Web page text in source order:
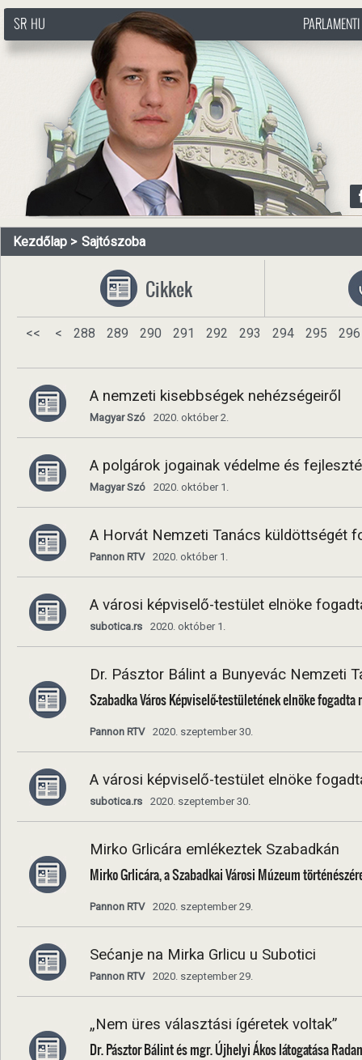
http://www.pasztorbalint.rs/hu
SR HU
Kezdőlap Sajtószoba
Cikkek
<< < 288 289 290 291 292 293 294 295 296
A nemzeti kisebbségek nehézségeiről
Magyar Szó 2020. október 2.
A polgárok jogainak védelme és
Magyar Szó 2020. október 1.
A Horvát Nemzeti Tanács küldöttségét
Pannon RTV 2020. október 1.
A városi képviselő-testület elnöke
subotica.rs 2020. október 1.
Dr. Pásztor Bálint a Bunyevác Nemzeti
Szabadka Város Képviselő-testületének elnöke
Pannon RTV 2020. szeptember 30.
A városi képviselő-testület elnöke
subotica.rs 2020. szeptember 30.
Mirko Grlicára emlékeztek Szabadkán
Mirko Grlicára, a Szabadkai Városi Múzeum
Pannon RTV 2020. szeptember 29.
Sećanje na Mirka Grlicu u Subotici
Pannon RTV 2020. szeptember 29.
„Nem üres választási ígéretek voltak”
Dr. Pásztor Bálint és mgr. Újhelyi Ákos látogatása